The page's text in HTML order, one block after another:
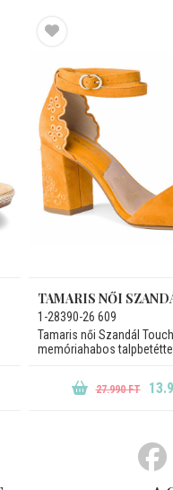
TAMARIS NŐI
1-28390-26 609
Tamaris női Szandál
memóriahabos
27.990 FT